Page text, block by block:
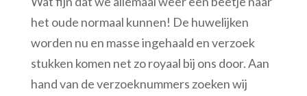
het oude normaal kunnen! De huwelijken
worden nu en masse ingehaald en verzoek
stukken komen net zo royaal bij ons door. Aan
hand van de verzoeknummers zoeken wij